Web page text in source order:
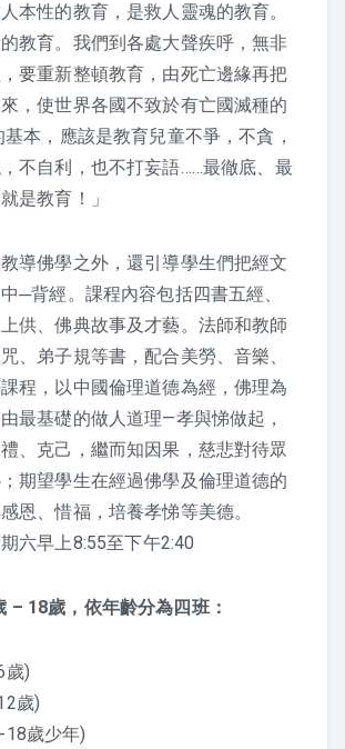
課程照片
課程照片
課程照片
上課照片 – 6月後
上課照片
上課照片
上課照片
上課照片
上課照片
上課照片
本性的教育，是救人靈魂的教育。
教育。我們到各處大聲疾呼，無非
要重新整頓教育，由死亡邊緣再把
，使世界各國不致於有亡國滅種的
本，應該是教育兒童不爭，不貪，
不自利，也不打妄語……最徹底、最
是教育！」
導佛學之外，還引導學生們把經文
─背經。課程內容包括四書五經、
供、佛典故事及才藝。法師和教師
、弟子規等書，配合美勞、音樂、
程，以中國倫理道德為經，佛理為
最基礎的做人道理—孝與悌做起，
、克己，繼而知因果， 慈悲對待眾
期望學生在經過佛學及倫理道德的
感恩、惜福，培養孝悌等美德。
六早上8:55至下午2:40
– 18歲，依年齡分為四班：
歲)
歲)
18歲少年)